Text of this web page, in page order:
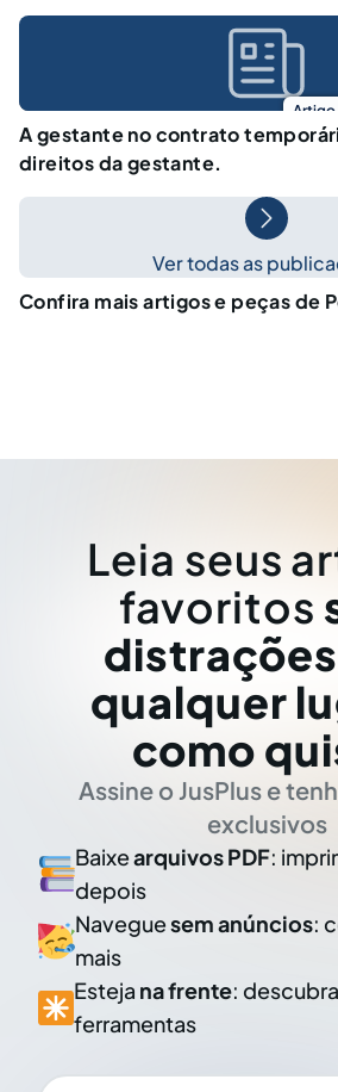
Artigo
A gestante no contrato
direitos da gestante.
Ver todas as
Confira mais artigos e peças de
Leia seus
favoritos
distrações
qualquer
como
Assine o JusPlus e
exclusivos
Baixearquivos PDF:
depois
Naveguesem anúncios:
mais
Esteja na frente:
ferramentas